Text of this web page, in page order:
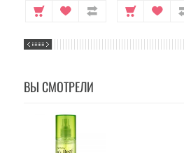
ВЫ СМОТРЕЛИ